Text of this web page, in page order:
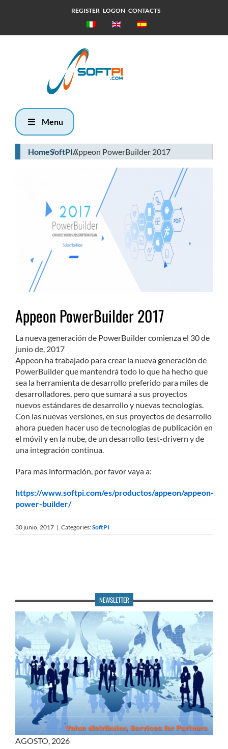
REGISTER LOGON CONTACTS
Menu
HomeSoftPIAppeon PowerBuilder 2017
Appeon PowerBuilder 2017
La nueva generación de PowerBuilder comienza el 30 de
junio de, 2017
Appeon ha trabajado para crear la nueva generación de
PowerBuilder que mantendrá todo lo que ha hecho que
sea la herramienta de desarrollo preferido para miles de
desarrolladores, pero que sumará a sus proyectos
nuevos estándares de desarrollo y nuevas tecnologías.
Con las nuevas versiones, en sus proyectos de desarrollo
ahora pueden hacer uso de tecnologías de publicación en
el móvil y en la nube, de un desarrollo test-drivern y de
una integración continua.
Para más información, por favor vaya a:
https://www.softpi.com/es/productos/appeon/appeon-
power-builder/
30 junio, 2017 | Categories:SoftPI
NEWSLETTER
AGOSTO, 2026